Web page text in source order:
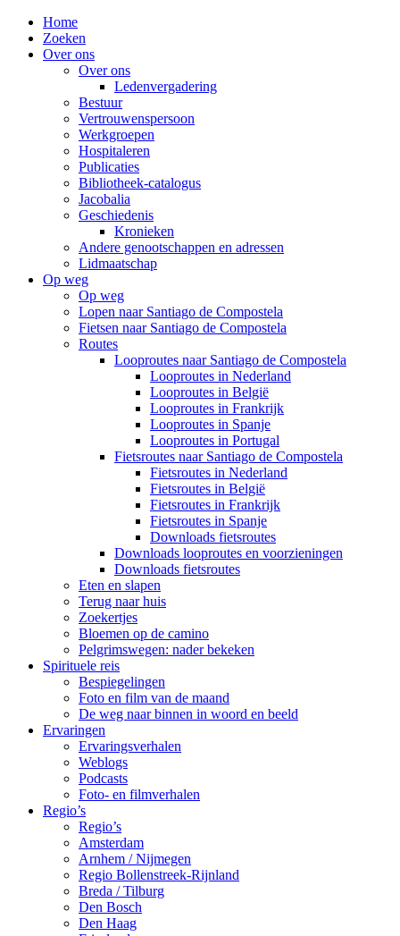
Home
Zoeken
Over ons
Over ons
Ledenvergadering
Bestuur
Vertrouwenspersoon
Werkgroepen
Hospitaleren
Publicaties
Bibliotheek-catalogus
Jacobalia
Geschiedenis
Kronieken
Andere genootschappen en adressen
Lidmaatschap
Op weg
Op weg
Lopen naar Santiago de Compostela
Fietsen naar Santiago de Compostela
Routes
Looproutes naar Santiago de Compostela
Looproutes in Nederland
Looproutes in België
Looproutes in Frankrijk
Looproutes in Spanje
Looproutes in Portugal
Fietsroutes naar Santiago de Compostela
Fietsroutes in Nederland
Fietsroutes in België
Fietsroutes in Frankrijk
Fietsroutes in Spanje
Downloads fietsroutes
Downloads looproutes en voorzieningen
Downloads fietsroutes
Eten en slapen
Terug naar huis
Zoekertjes
Bloemen op de camino
Pelgrimswegen: nader bekeken
Spirituele reis
Bespiegelingen
Foto en film van de maand
De weg naar binnen in woord en beeld
Ervaringen
Ervaringsverhalen
Weblogs
Podcasts
Foto- en filmverhalen
Regio’s
Regio’s
Amsterdam
Arnhem / Nijmegen
Regio Bollenstreek-Rijnland
Breda / Tilburg
Den Bosch
Den Haag